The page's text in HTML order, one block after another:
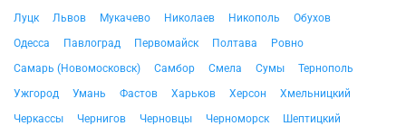
Луцк
Львов Мукачево Николаев Никополь
Обухов
Одесса
Павлоград Первомайск Полтава
Ровно
Самарь (Новомосковск)
Самбор Смела Сумы
Тернополь
Ужгород
Умань Фастов Харьков Херсон
Хмельницкий
Черкассы
Чернигов Черновцы Черноморск Шептицкий